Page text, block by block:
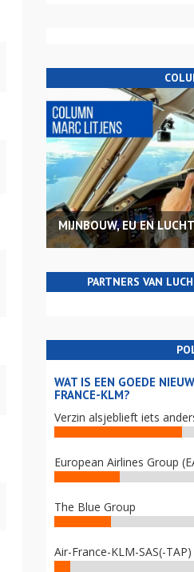
MIJNBOUW, EU EN
PARTNERS VAN
WAT IS EEN GOEDE
FRANCE-KLM?
Verzin alsjeblieft iets
European Airlines Group
The Blue Group
Air-France-KLM-SAS(-TAP)